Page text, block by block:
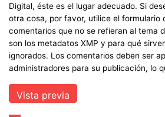
Digital, éste es el lugar adecuado. Si
otra cosa, por favor, utilice el formulario
comentarios que no se refieran al tema
son los metadatos XMP y para qué
ignorados. Los comentarios deben ser
administradores para su publicación, lo